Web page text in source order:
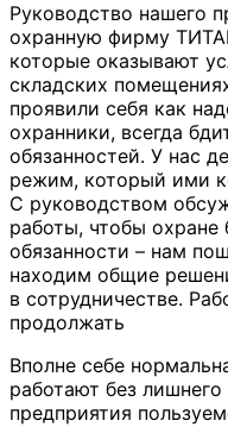
Руководство нашего
охранную фирму
которые оказывают
складских
проявили себя как
охранники, всегда
обязанностей. У нас
режим, который ими
С руководством
работы, чтобы охране
обязанности – нам
находим общие
в сотрудничестве.
продолжать
Вполне себе
работают без
предприятия